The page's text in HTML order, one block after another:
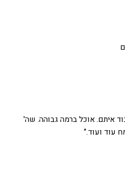
איתם. אוכל ברמה גבוהה. שה'
עוד ועוד.”